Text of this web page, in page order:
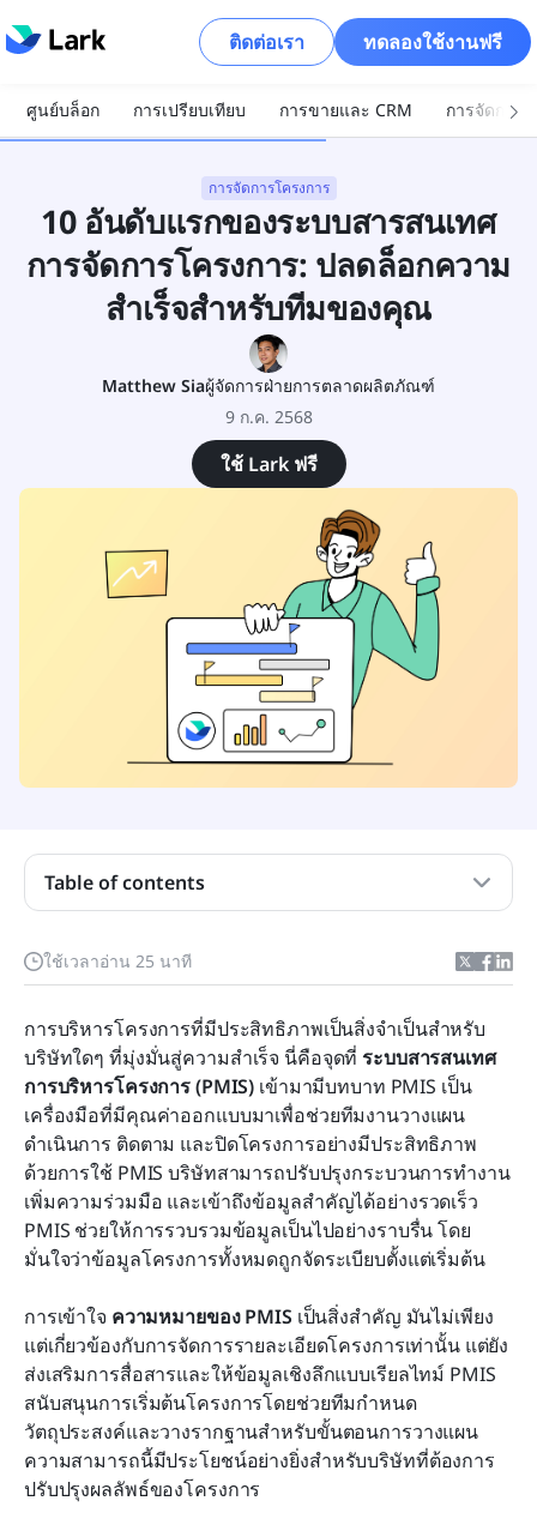
ติดต่อเรา ทดลองใช้งานฟรี
ศูนย์บล็อก การเปรียบเทียบ การขายและ CRM การจัดการ
การจัดการโครงการ
10 อันดับแรกของระบบสารสนเทศ
การจัดการโครงการ: ปลดล็อกความ
สำเร็จสำหรับทีมของคุณ
Matthew Siaผู้จัดการฝ่ายการตลาดผลิตภัณฑ์
9 ก.ค. 2568
ใช้ Lark ฟรี
ใช้เวลาอ่าน 25 นาที
การบริหารโครงการที่มีประสิทธิภาพเป็นสิ่งจำเป็นสำหรับ
บริษัทใดๆ ที่มุ่งมั่นสู่ความสำเร็จ นี่คือจุดที่ ระบบสารสนเทศ
การบริหารโครงการ (PMIS) เข้ามามีบทบาท PMIS เป็น
เครื่องมือที่มีคุณค่าออกแบบมาเพื่อช่วยทีมงานวางแผน
ดำเนินการ ติดตาม และปิดโครงการอย่างมีประสิทธิภาพ
ด้วยการใช้ PMIS บริษัทสามารถปรับปรุงกระบวนการทำงาน
เพิ่มความร่วมมือ และเข้าถึงข้อมูลสำคัญได้อย่างรวดเร็ว
PMIS ช่วยให้การรวบรวมข้อมูลเป็นไปอย่างราบรื่น โดย
มั่นใจว่าข้อมูลโครงการทั้งหมดถูกจัดระเบียบตั้งแต่เริ่มต้น
การเข้าใจ ความหมายของ PMIS เป็นสิ่งสำคัญ มันไม่เพียง
แต่เกี่ยวข้องกับการจัดการรายละเอียดโครงการเท่านั้น แต่ยัง
ส่งเสริมการสื่อสารและให้ข้อมูลเชิงลึกแบบเรียลไทม์ PMIS
สนับสนุนการเริ่มต้นโครงการโดยช่วยทีมกำหนด
วัตถุประสงค์และวางรากฐานสำหรับขั้นตอนการวางแผน
ความสามารถนี้มีประโยชน์อย่างยิ่งสำหรับบริษัทที่ต้องการ
ปรับปรุงผลลัพธ์ของโครงการ
Table of contents
ระบบสารสนเทศการจัดการโครงการคืออะไร?
โครงการ
วิธีเลือกระบบสารสนเทศการจัดการโครงการที่เหมาะ
สม
10 ระบบสารสนเทศการจัดการโครงการยอดนิยม
แนวโน้มในอนาคตของระบบสารสนเทศการจัดการ
โครงการ
บทสรุป
คำถามที่พบบ่อย
การอ่านที่เกี่ยวข้อง